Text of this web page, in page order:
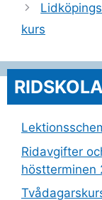
kurs
Ridavgifter
höstterminen